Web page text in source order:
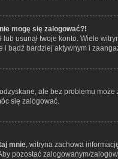
mogę się zalogować?!
usunął twoje konto. Wiele
i bądź bardziej aktywnym i
ale bez problemu
się zalogować.
mnie, witryna zachowa
pozostać zalogowanym/